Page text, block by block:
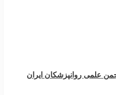
علمی روانپزشکان ایران